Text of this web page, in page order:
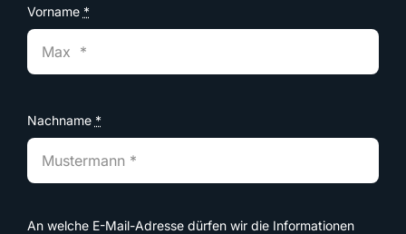
Vorname *
Nachname *
An welche E-Mail-Adresse dürfen wir die Informationen